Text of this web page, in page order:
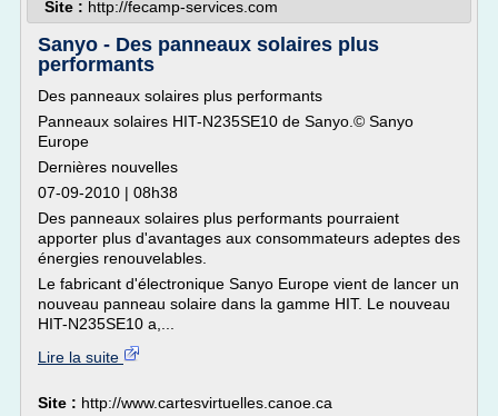
Site : http://fecamp-services.com
Sanyo - Des panneaux solaires plus
performants
Des panneaux solaires plus performants
Panneaux solaires HIT-N235SE10 de Sanyo.© Sanyo
Europe
Dernières nouvelles
07-09-2010 | 08h38
Des panneaux solaires plus performants pourraient
apporter plus d'avantages aux consommateurs adeptes des
énergies renouvelables.
Le fabricant d'électronique Sanyo Europe vient de lancer un
nouveau panneau solaire dans la gamme HIT. Le nouveau
HIT-N235SE10 a,...
Lire la suite
Site : http://www.cartesvirtuelles.canoe.ca